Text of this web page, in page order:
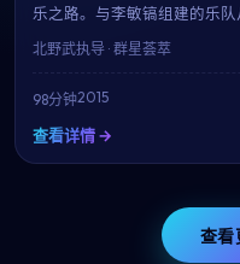
乐之路。与李敏镐组建的乐
创歌曲都成为青春的注脚。
曾为梦想固执过的人。
北野武执导 · 群星荟萃
98分钟2015
查看详情 →
查看